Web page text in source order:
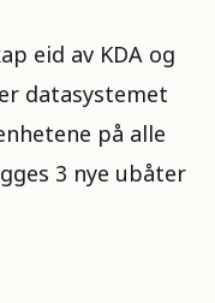
eid av KDA og
datasystemet
på alle
3 nye ubåter